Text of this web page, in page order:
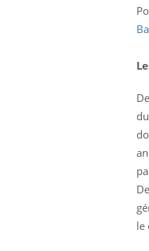
le